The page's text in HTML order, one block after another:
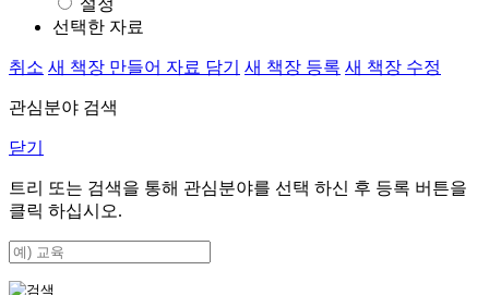
설정
선택한 자료
취소 새 책장 만들어 자료 담기 새 책장 등록 새 책장 수정
관심분야 검색
닫기
트리 또는 검색을 통해 관심분야를 선택 하신 후 등록 버튼을
클릭 하십시오.